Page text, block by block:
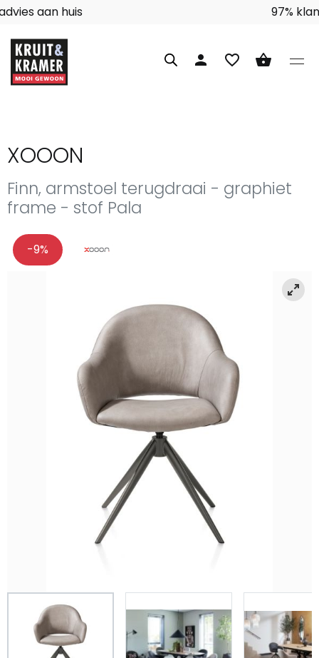
person favorite_border shopping_basket
XOOON
Finn, armstoel terugdraai - graphiet
frame - stof Pala
-9%